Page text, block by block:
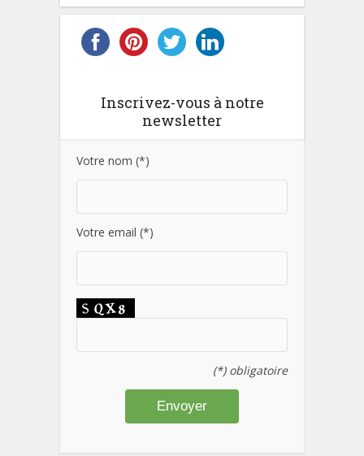
Inscrivez-vous à notre
newsletter
Votre nom (*)
Votre email (*)
(*) obligatoire